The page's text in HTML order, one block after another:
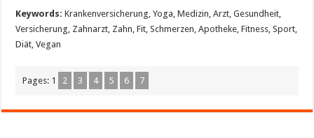
Keywords: Krankenversicherung, Yoga, Medizin, Arzt, Gesundheit,
Versicherung, Zahnarzt, Zahn, Fit, Schmerzen, Apotheke, Fitness, Sport,
Diät, Vegan
Pages: 1 2 3 4 5 6 7